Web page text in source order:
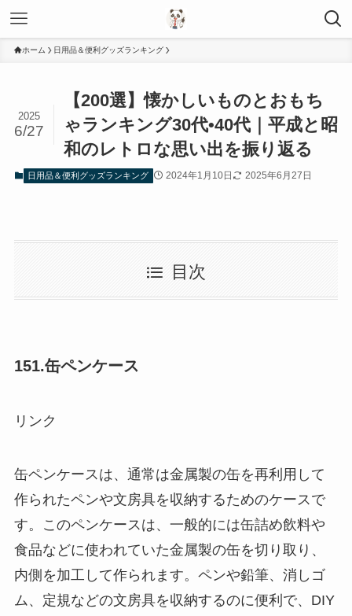
ホーム 日用品＆便利グッズランキング
【200選】懐かしいものとおもち
ゃランキング30代•40代｜平成と昭
和のレトロな思い出を振り返る
2025
6/27
日用品＆便利グッズランキング 2024年1月10日 2025年6月27日
目次
151.缶ペンケース
リンク
缶ペンケースは、通常は金属製の缶を再利用して
作られたペンや文房具を収納するためのケースで
す。このペンケースは、一般的には缶詰め飲料や
食品などに使われていた金属製の缶を切り取り、
内側を加工して作られます。ペンや鉛筆、消しゴ
ム、定規などの文房具を収納するのに便利で、DIY